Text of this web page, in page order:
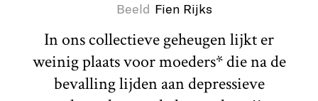
Beeld Fien Rijks
In ons collectieve geheugen lijkt er
weinig plaats voor moeders* die na de
bevalling lijden aan depressieve